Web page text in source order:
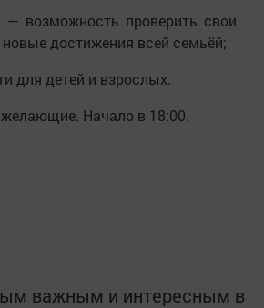
возможность проверить свои
достижения всей семьёй;
для детей и взрослых.
Начало в 18:00.
важным и интересным в